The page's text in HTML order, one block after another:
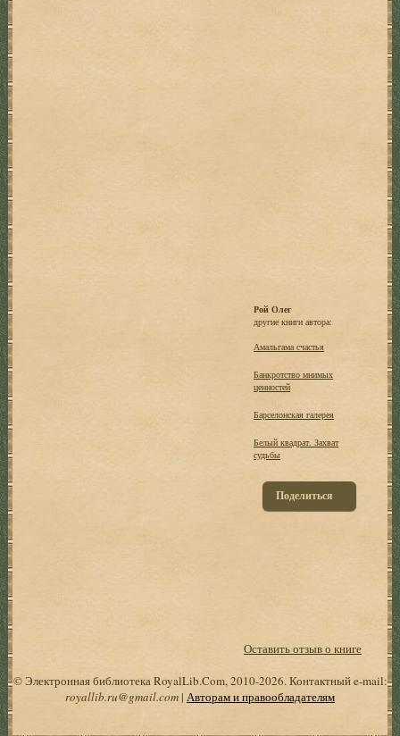
Рой Олег
другие книги автора:
Амальгама счастья
Банкротство мнимых
ценностей
Барселонская галерея
Белый квадрат. Захват
судьбы
Поделиться
Оставить отзыв о книге
© Электронная библиотека RoyalLib.Com, 2010-2026. Контактный e-mail:
royallib.ru@gmail.com| Авторам и правообладателям